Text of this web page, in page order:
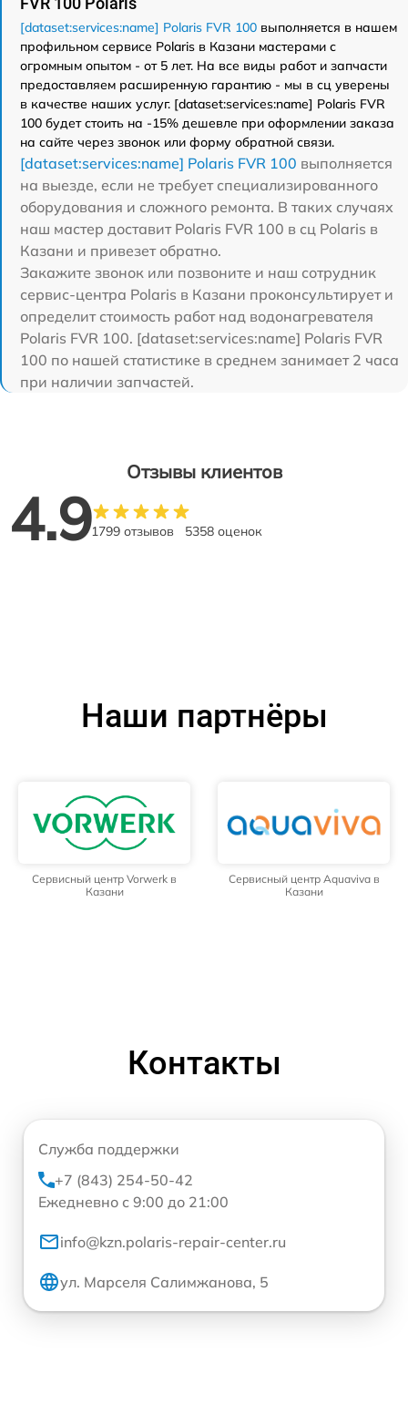
[dataset:services:name] Polaris FVR 100 выполняется в нашем
профильном сервисе Polaris в Казани мастерами с
огромным опытом - от 5 лет. На все виды работ и запчасти
предоставляем расширенную гарантию - мы в сц уверены
в качестве наших услуг. [dataset:services:name] Polaris FVR
100 будет стоить на -15% дешевле при оформлении заказа
на сайте через звонок или форму обратной связи.
[dataset:services:name] Polaris FVR 100 выполняется
на выезде, если не требует специализированного
оборудования и сложного ремонта. В таких случаях
наш мастер доставит Polaris FVR 100 в сц Polaris в
Казани и привезет обратно.
Закажите звонок или позвоните и наш сотрудник
сервис-центра Polaris в Казани проконсультирует и
определит стоимость работ над водонагревателя
Polaris FVR 100. [dataset:services:name] Polaris FVR
100 по нашей статистике в среднем занимает 2 часа
при наличии запчастей.
Отзывы клиентов
4.91799 отзывов 5358 оценок
Наши партнёры
Сервисный центр Vorwerk в
Казани
Сервисный центр Aquaviva в
Казани
Контакты
Служба поддержки
+7 (843) 254-50-42
Ежедневно с 9:00 до 21:00
info@kzn.polaris-repair-center.ru
ул. Марселя Салимжанова, 5